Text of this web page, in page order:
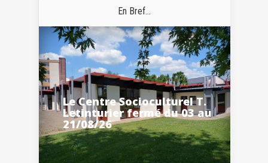
En Bref...
Le Centre Socioculturel T.
Letinturier fermé du 03 au
21/08/26